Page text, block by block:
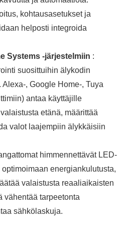
kohtausasetukset ja
helposti integroida
Systems -järjestelmiin :
suosittuihin älykodin
, Google Home-, Tuya
antaa käyttäjille
etänä, määrittää
valot laajempiin älykkäisiin
himmennettävät LED-
energiankulutusta,
valaistusta reaaliaikaisten
vähentää tarpeetonta
sähkölaskuja.